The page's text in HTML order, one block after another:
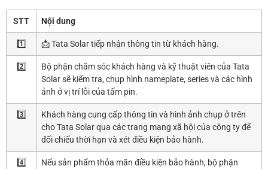
STT Nội dung
1️⃣ 📩 Tata Solar tiếp nhận thông tin từ khách hàng.
2️⃣
Bộ phận chăm sóc khách hàng và kỹ thuật viên của Tata
Solar sẽ kiểm tra, chụp hình nameplate, series và các hình
ảnh ở vị trí lỗi của tấm pin.
3️⃣
Khách hàng cung cấp thông tin và hình ảnh chụp ở trên
cho Tata Solar qua các trang mạng xã hội của công ty để
đối chiếu thời hạn và xét điều kiện bảo hành.
4️⃣
Nếu sản phẩm thỏa mãn điều kiện bảo hành, bộ phận